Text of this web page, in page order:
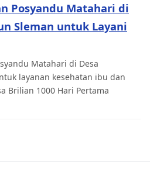
Posyandu Matahari di
Sleman untuk Layani
Matahari di Desa
layanan kesehatan ibu dan
Brilian 1000 Hari Pertama